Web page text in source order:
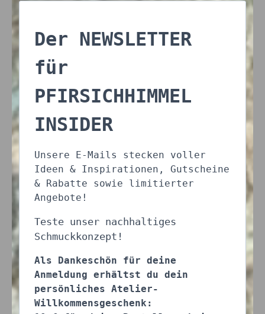
Der NEWSLETTER
für
PFIRSICHHIMMEL
INSIDER
Unsere E-Mails stecken voller
Ideen & Inspirationen, Gutscheine
& Rabatte sowie limitierter
Angebote!
Teste unser nachhaltiges
Schmuckkonzept!
Als Dankeschön für deine
Anmeldung erhältst du dein
persönliches Atelier-
Willkommensgeschenk: